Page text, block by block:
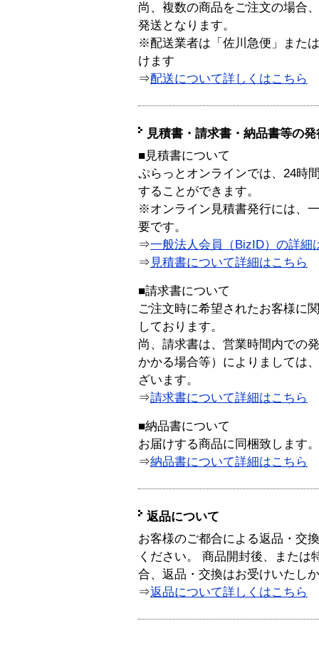
尚、複数の商品をご注文の場合
発送となります。
※配送業者は「佐川急便」また
けます
⇒配送について詳しくはこちら
見積書・請求書・納品書等の
■見積書について
ぷらっとオンラインでは、24時
することができます。
※オンライン見積書発行には、
要です。
⇒一般法人会員（BizID）の詳細
⇒ 見積書について詳細はこちら
■請求書について
ご注文時に希望されたお客様に
しております。
尚、請求書は、営業時間内での
かかる場合等）によりましては
ざいます。
⇒請求書について詳細はこちら
■納品書について
お届けする商品に同梱致します。
⇒納品書について詳細はこちら
返品について
お客様のご都合による返品・交
ください。 商品開封後、または
合、返品・交換はお受けいたし
⇒返品について詳しくはこちら